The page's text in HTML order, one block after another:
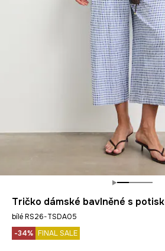
Tričko dámské bavlněné s
bílé RS26-TSDA05
-34% FINAL SALE